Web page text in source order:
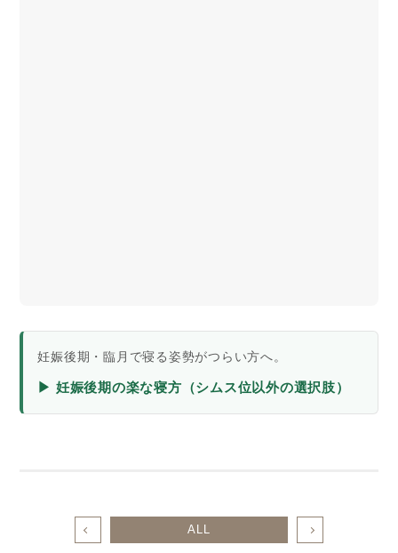
妊娠後期・臨月で寝る姿勢がつらい方へ。
▶ 妊娠後期の楽な寝方（シムス位以外の選択肢）
ALL